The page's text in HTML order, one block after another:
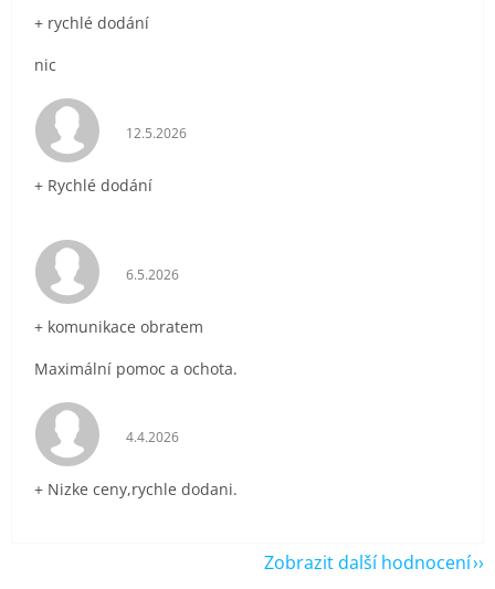
+ rychlé dodání
nic
Hodnocení obchodu je 5 z 5 hvězdiček.
12.5.2026
+ Rychlé dodání
Hodnocení obchodu je 5 z 5 hvězdiček.
6.5.2026
+ komunikace obratem
Maximální pomoc a ochota.
Hodnocení obchodu je 5 z 5 hvězdiček.
4.4.2026
+ Nizke ceny,rychle dodani.
Zobrazit další hodnocení